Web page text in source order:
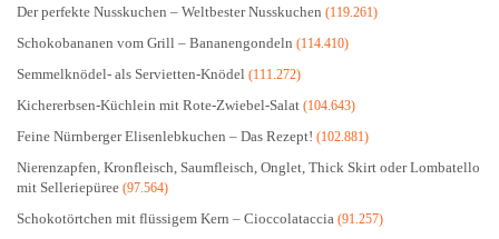
Der perfekte Nusskuchen – Weltbester Nusskuchen (119.261)
Schokobananen vom Grill – Bananengondeln (114.410)
Semmelknödel- als Servietten-Knödel (111.272)
Kichererbsen-Küchlein mit Rote-Zwiebel-Salat (104.643)
Feine Nürnberger Elisenlebkuchen – Das Rezept! (102.881)
Nierenzapfen, Kronfleisch, Saumfleisch, Onglet, Thick Skirt oder Lombatello
mit Selleriepüree (97.564)
Schokotörtchen mit flüssigem Kern – Cioccolataccia (91.257)